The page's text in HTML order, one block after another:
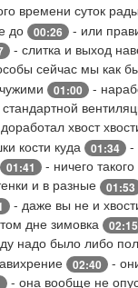
времени суток
до
00:26 - или
- слитка и выход
сейчас мы как
01:00 -
хвост
кости куда
01:34 -
01:41 - ничего
и в разные
01:53
- даже вы не и
дне зимовка
02:15
надо было либо
02:40 -
- она вообще не